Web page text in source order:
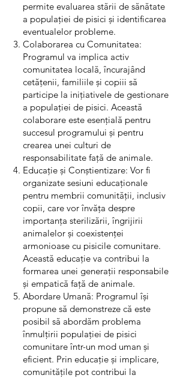
permite evaluarea stării de sănătate
a populației de pisici și identificarea
eventualelor probleme.
Colaborarea cu Comunitatea:
Programul va implica activ
comunitatea locală, încurajând
cetățenii, familiile și copiii să
participe la inițiativele de gestionare
a populației de pisici. Această
colaborare este esențială pentru
succesul programului și pentru
crearea unei culturi de
responsabilitate față de animale.
Educație și Conștientizare: Vor fi
organizate sesiuni educaționale
pentru membrii comunității, inclusiv
copii, care vor învăța despre
importanța sterilizării, îngrijirii
animalelor și coexistenței
armonioase cu pisicile comunitare.
Această educație va contribui la
formarea unei generații responsabile
și empatică față de animale.
Abordare Umană: Programul își
propune să demonstreze că este
posibil să abordăm problema
înmulțirii populației de pisici
comunitare într-un mod uman și
eficient. Prin educație și implicare,
comunitățile pot contribui la